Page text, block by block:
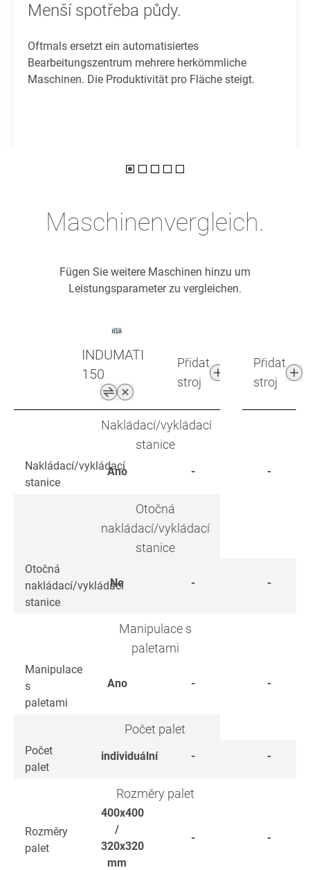
Menší spotřeba půdy.
Oftmals ersetzt ein automatisiertes
Bearbeitungszentrum mehrere herkömmliche
Maschinen. Die Produktivität pro Fläche steigt.
Maschinenvergleich.
Fügen Sie weitere Maschinen hinzu um
Leistungsparameter zu vergleichen.
INDUMATIK
150
Přidat
stroj
Přidat
stroj
Nakládací/vykládací
stanice
Nakládací/vykládací
stanice
Ano - -
Otočná
nakládací/vykládací
stanice
Otočná
nakládací/vykládací
stanice
Ne - -
Manipulace s
paletami
Manipulace
s
paletami
Ano - -
Počet palet
Počet
palet
individuální - -
Rozměry palet
Rozměry
palet
400x400
/
320x320
mm
- -